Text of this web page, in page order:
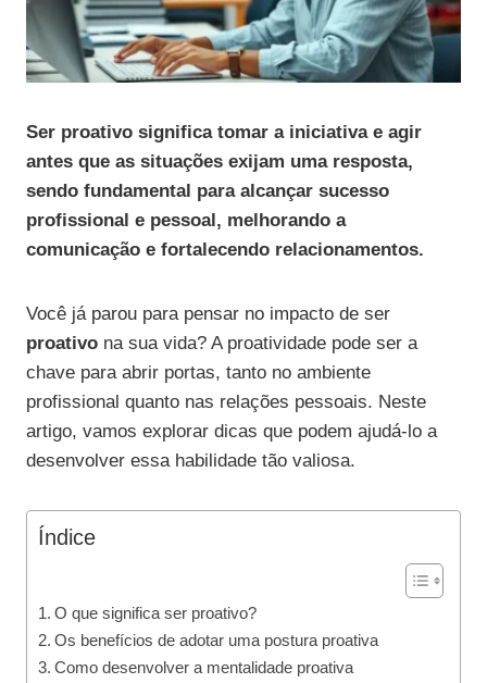
Ser proativo significa tomar a iniciativa e agir
antes que as situações exijam uma resposta,
sendo fundamental para alcançar sucesso
profissional e pessoal, melhorando a
comunicação e fortalecendo relacionamentos.
Você já parou para pensar no impacto de ser
proativo na sua vida? A proatividade pode ser a
chave para abrir portas, tanto no ambiente
profissional quanto nas relações pessoais. Neste
artigo, vamos explorar dicas que podem ajudá-lo a
desenvolver essa habilidade tão valiosa.
Índice
O que significa ser proativo?
Os benefícios de adotar uma postura proativa
Como desenvolver a mentalidade proativa